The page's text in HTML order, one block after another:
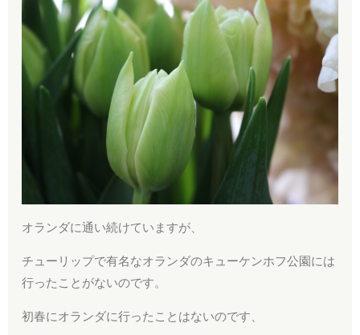
オランダに通い続けていますが、
チューリップで有名なオランダのキューケンホフ公園には
行ったことがないのです。
初春にオランダに行ったことはないのです、